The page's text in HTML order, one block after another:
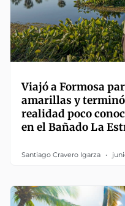
Viajó a Formosa
amarillas y
realidad poco
en el Bañado La
Santiago Cravero Igarza